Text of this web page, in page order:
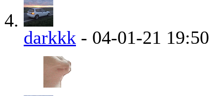
darkkk - 04-01-21 19:50